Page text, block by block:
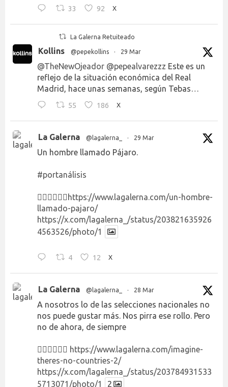
33 92 X
La Galerna Retuiteado
Kollins @pepekollins · 29 Mar
@TheNewOjeador @pepealvarezzz Este es un
reflejo de la situación económica del Real
Madrid, hace unas semanas, según Tebas…
55 186 X
La Galerna @lagalerna_ · 29 Mar
Un hombre llamado Pájaro.
#portanálisis
👉🏻👉🏻👉🏻 https://www.lagalerna.com/un-hombre-
llamado-pajaro/
https://x.com/lagalerna_/status/203821635926
4563526/photo/1
4 12 X
La Galerna @lagalerna_ · 28 Mar
A nosotros lo de las selecciones nacionales no
nos puede gustar más. Nos pirra ese rollo. Pero
no de ahora, de siempre
👉🏻👉🏻👉🏻 https://www.lagalerna.com/imagine-
theres-no-countries-2/
https://x.com/lagalerna_/status/203784931533
5713071/photo/1
2